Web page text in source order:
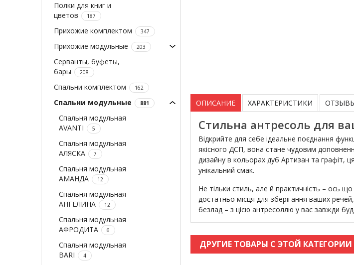
Полки для книг и
цветов
187
Прихожие комплектом 347
Прихожие модульные 203
Серванты, буфеты,
бары
208
Спальни комплектом 162
Спальни модульные 881
Спальня модульная
AVANTI
5
Спальня модульная
АЛЯСКА
7
Спальня модульная
АМАНДА
12
Спальня модульная
АНГЕЛИНА
12
Спальня модульная
АФРОДИТА
6
Спальня модульная
BARI
4
ОПИСАНИЕ ХАРАКТЕРИСТИКИ
Стильна антресоль для
Відкрийте для себе ідеальне поєднання
якісного ДСП, вона стане чудовим
дизайну в кольорах дуб Артизан та графіт,
унікальний смак.
Не тільки стиль, але й практичність – ось
достатньо місця для зберігання ваших
безлад – з цією антресоллю у вас завжди
ДРУГИЕ ТОВАРЫ С ЭТОЙ КАТЕГОРИИ